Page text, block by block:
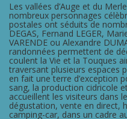
Les vallées d’Auge et du
nombreux personnages
postales ont séduits de
DEGAS, Fernand LEGER,
VARENDE ou Alexandre
randonnées permettent de
coulent la Vie et la Touques
traversant plusieurs espaces
en fait une terre d’exception
sang, la production cidricole
accueillent les visiteurs dans
dégustation, vente en direct,
camping-car, dans un cadre